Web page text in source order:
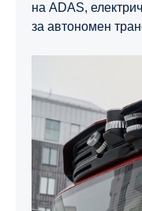
на ADAS,
за автономен